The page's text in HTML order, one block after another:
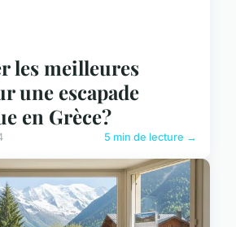
les meilleures
une escapade
en Grèce?
5 min de lecture →